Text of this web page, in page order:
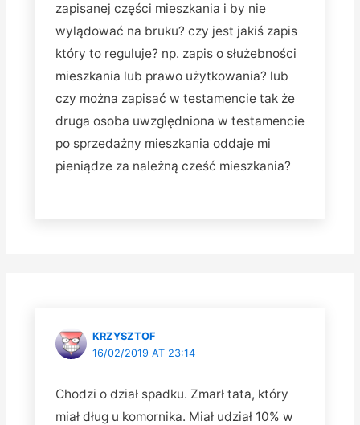
zapisanej części mieszkania i by nie
wylądować na bruku? czy jest jakiś zapis
który to reguluje? np. zapis o służebności
mieszkania lub prawo użytkowania? lub
czy można zapisać w testamencie tak że
druga osoba uwzględniona w testamencie
po sprzedażny mieszkania oddaje mi
pieniądze za należną cześć mieszkania?
KRZYSZTOF
16/02/2019 AT 23:14
Chodzi o dział spadku. Zmarł tata, który
miał dług u komornika. Miał udział 10% w